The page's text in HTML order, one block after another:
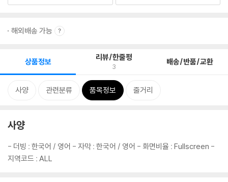
해외배송 가능
상품정보 리뷰/한줄평
3 배송/반품/교환
사양 관련분류 품목정보 줄거리
사양
- 더빙 ː 한국어 / 영어 - 자막 ː 한국어 / 영어 - 화면비율 ː Fullscreen -
지역코드 ː ALL